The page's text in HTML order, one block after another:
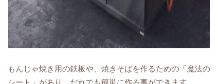
もんじゃ焼き用の鉄板や、焼きそばを作るための「魔法の